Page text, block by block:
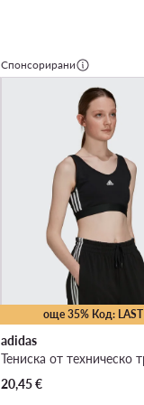
Спонсорирани
още 35% Код: LAST
adidas
20,45€